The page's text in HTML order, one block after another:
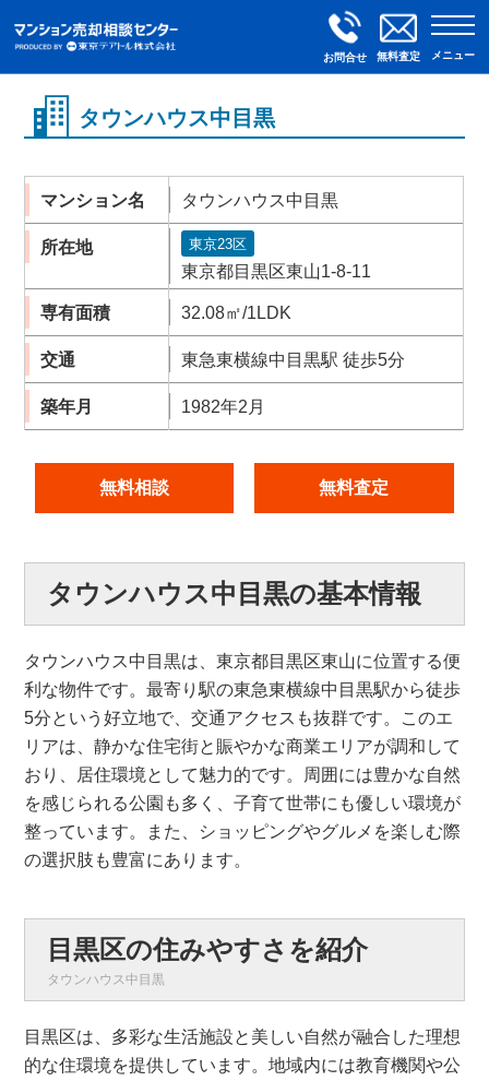
お問合せ 無料査定 メニュー
タウンハウス中目黒
マンション名 タウンハウス中目黒
所在地 東京23区
東京都目黒区東山1-8-11
専有面積 32.08㎡/1LDK
交通 東急東横線中目黒駅 徒歩5分
築年月 1982年2月
無料相談 無料査定
タウンハウス中目黒の基本情報
タウンハウス中目黒は、東京都目黒区東山に位置する便
利な物件です。最寄り駅の東急東横線中目黒駅から徒歩
5分という好立地で、交通アクセスも抜群です。このエ
リアは、静かな住宅街と賑やかな商業エリアが調和して
おり、居住環境として魅力的です。周囲には豊かな自然
を感じられる公園も多く、子育て世帯にも優しい環境が
整っています。また、ショッピングやグルメを楽しむ際
の選択肢も豊富にあります。
目黒区の住みやすさを紹介
タウンハウス中目黒
目黒区は、多彩な生活施設と美しい自然が融合した理想
的な住環境を提供しています。地域内には教育機関や公